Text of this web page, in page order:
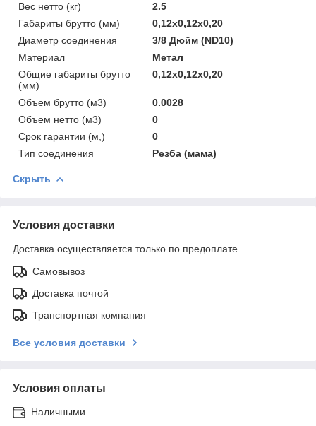
Вес нетто (кг)
2.5
Габариты брутто (мм)
0,12x0,12x0,20
Диаметр соединения
3/8 Дюйм (ND10)
Материал
Метал
Общие габариты брутто
(мм)
0,12x0,12x0,20
Объем брутто (м3)
0.0028
Объем нетто (м3)
0
Срок гарантии (м,)
0
Тип соединения
Резба (мама)
Скрыть
Условия доставки
Доставка осуществляется только по предоплате.
Самовывоз
Доставка почтой
Транспортная компания
Все условия доставки
Условия оплаты
Наличными